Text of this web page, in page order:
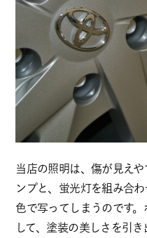
当店の照明は、傷が見え
ンプと、蛍光灯を組み合
色で写ってしまうのです
して、塗装の美しさを引き